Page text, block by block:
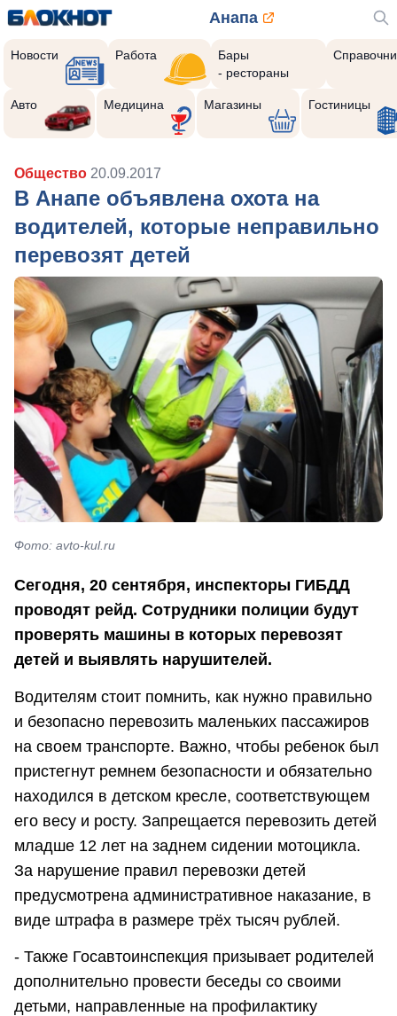
Анапа
Новости Работа
Бары
- рестораны
Авто Медицина Магазины Гостиницы
Общество 20.09.2017
В Анапе объявлена охота на
водителей, которые неправильно
перевозят детей
Фото: avto-kul.ru
Сегодня, 20 сентября, инспекторы ГИБДД
проводят рейд. Сотрудники полиции будут
проверять машины в которых перевозят
детей и выявлять нарушителей.
Водителям стоит помнить, как нужно правильно
и безопасно перевозить маленьких пассажиров
на своем транспорте. Важно, чтобы ребенок был
пристегнут ремнем безопасности и обязательно
находился в детском кресле, соответствующем
его весу и росту. Запрещается перевозить детей
младше 12 лет на заднем сидении мотоцикла.
За нарушение правил перевозки детей
предусмотрена административное наказание, в
виде штрафа в размере трёх тысяч рублей.
- Также Госавтоинспекция призывает родителей
дополнительно провести беседы со своими
детьми, направленные на профилактику